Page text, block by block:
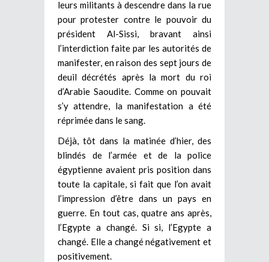
leurs militants à descendre dans la rue
pour protester contre le pouvoir du
président Al-Sissi, bravant ainsi
l’interdiction faite par les autorités de
manifester, en raison des sept jours de
deuil décrétés après la mort du roi
d’Arabie Saoudite. Comme on pouvait
s’y attendre, la manifestation a été
réprimée dans le sang.
Déjà, tôt dans la matinée d’hier, des
blindés de l’armée et de la police
égyptienne avaient pris position dans
toute la capitale, si fait que l’on avait
l’impression d’être dans un pays en
guerre. En tout cas, quatre ans après,
l’Egypte a changé. Si si, l’Egypte a
changé. Elle a changé négativement et
positivement.